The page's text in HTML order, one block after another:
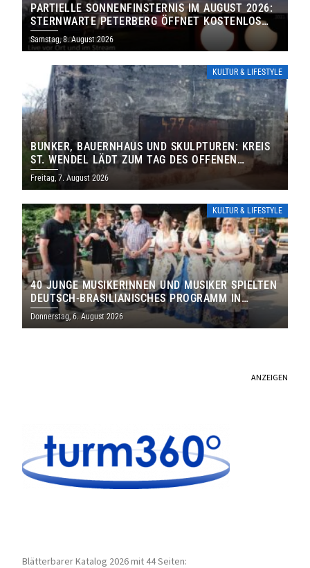
PARTIELLE SONNENFINSTERNIS IM AUGUST 2026:
STERNWARTE PETERBERG ÖFFNET KOSTENLOS
IHRE TORE
Samstag, 8. August 2026
KULTUR & LIFESTYLE
BUNKER, BAUERNHAUS UND SKULPTUREN: KREIS
ST. WENDEL LÄDT ZUM TAG DES OFFENEN
DENKMALS EIN
Freitag, 7. August 2026
KULTUR & LIFESTYLE
40 JUNGE MUSIKERINNEN UND MUSIKER SPIELTEN
DEUTSCH-BRASILIANISCHES PROGRAMM IN
THOLEY
Donnerstag, 6. August 2026
ANZEIGEN
Blätterbarer Katalog 2026 mit 44 Seiten: